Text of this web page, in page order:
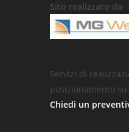
Sito realizzato da
Servizi di
posizionamento su
Chiedi un